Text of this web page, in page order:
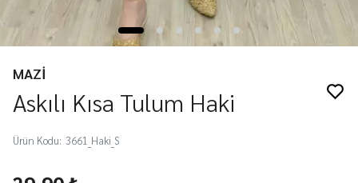
MAZİ
Askılı Kısa Tulum Haki
Ürün Kodu: 3661_Haki_S